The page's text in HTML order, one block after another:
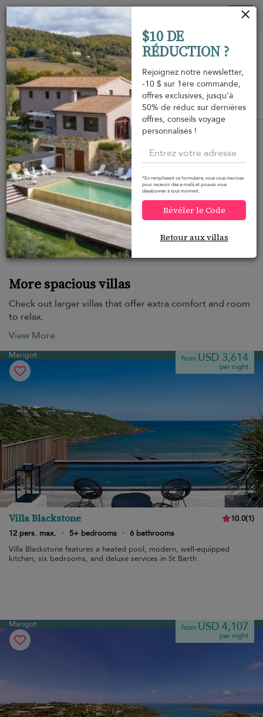
Vue sur la carte
Voulez-vous plus d'options ?
Nous avons trouvé plusieurs alternatives qui
pourraient vous intéresser.
More spacious villas
Check out larger villas that offer extra comfort and room
to relax.
View More
Marigot from USD 3,614
per night
Villa Blackstone 10.0(1)
12 pers. max.
· 5+ bedrooms · 6 bathrooms
Villa Blackstone features a heated pool, modern, well-equipped
kitchen, six bedrooms, and deluxe services in St Barth.
Marigot from USD 4,107
per night
$10 DE
RÉDUCTION ?
Rejoignez notre newsletter,
-10 $ sur 1ère commande,
offres exclusives, jusqu'à
50% de réduc sur dernières
offres, conseils voyage
personnalisés !
*En remplissant ce formulaire, vous vous inscrivez
pour recevoir des e-mails et pouvez vous
désabonner à tout moment.
Révéler le Code
Retour aux villas
Vos paramètres de cookies